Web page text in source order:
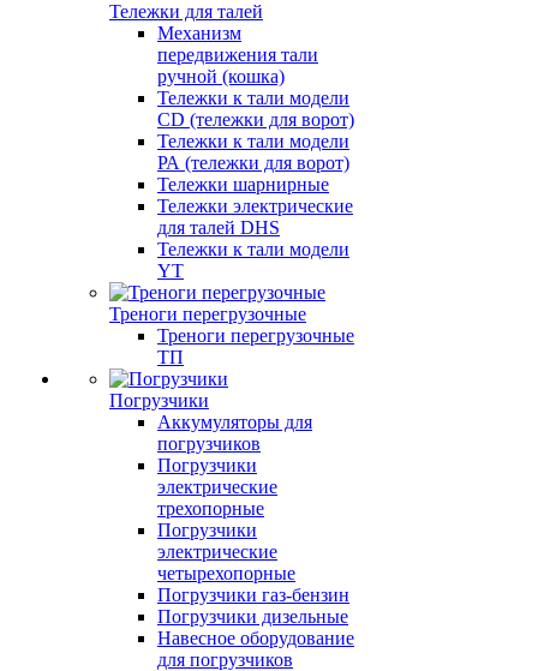
Тележки для талей
Механизм
передвижения тали
ручной (кошка)
Тележки к тали модели
CD (тележки для ворот)
Тележки к тали модели
РА (тележки для ворот)
Тележки шарнирные
Тележки электрические
для талей DHS
Тележки к тали модели
YT
Треноги перегрузочные
Треноги перегрузочные
ТП
Погрузчики
Аккумуляторы для
погрузчиков
Погрузчики
электрические
трехопорные
Погрузчики
электрические
четырехопорные
Погрузчики газ-бензин
Погрузчики дизельные
Навесное оборудование
для погрузчиков